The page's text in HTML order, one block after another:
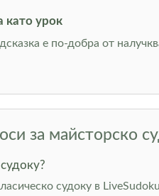
като урок
е по-добра от
за майсторско
судоку в